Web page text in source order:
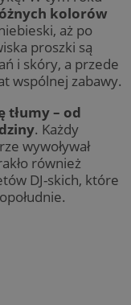
kolorów
aż po
proszki są
i skóry, a przede
wspólnej zabawy.
tłumy – od
. Każdy
wywoływał
również
DJ-skich, które